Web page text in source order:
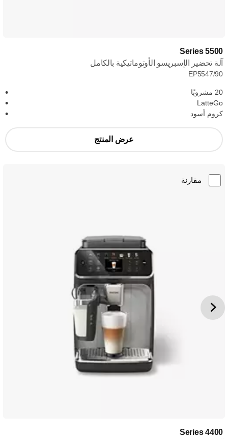
Series 5500
آلة تحضير الإسبريسو الأوتوماتيكية بالكامل
EP5547/90
20 مشروبًا
LatteGo
كروم أسود
عرض المنتج
مقارنة
Series 4400